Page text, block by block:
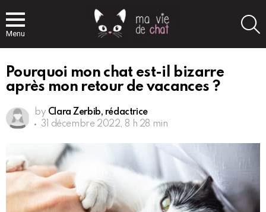
Menu
Pourquoi mon chat est-il bizarre
après mon retour de vacances ?
by Clara Zerbib, rédactrice
31 décembre 2022, 8 h 28 min